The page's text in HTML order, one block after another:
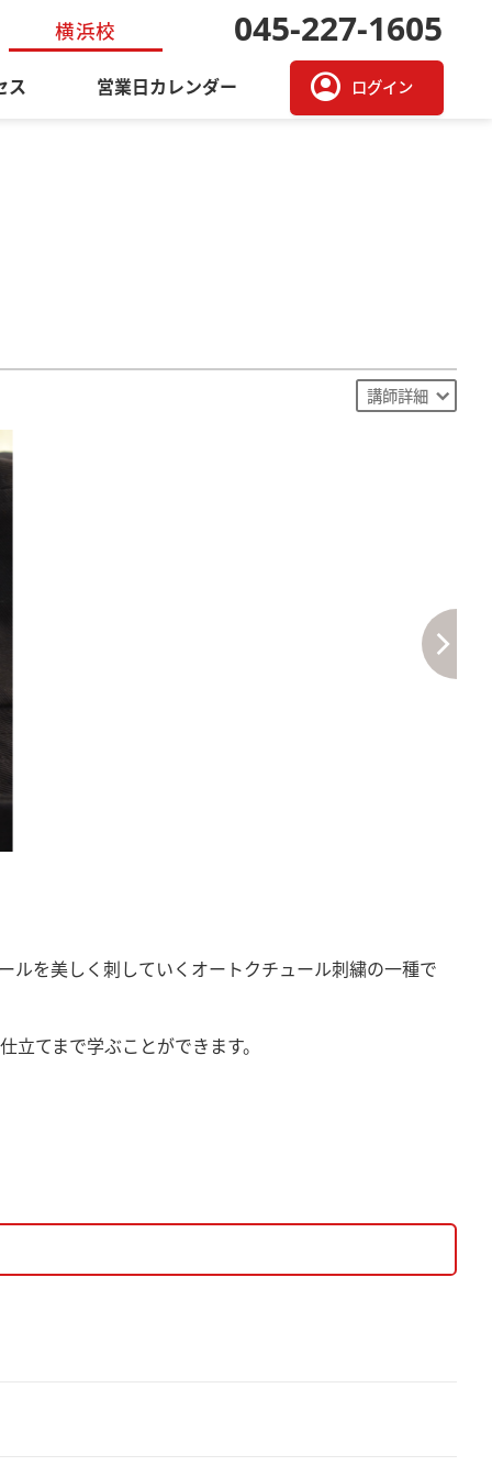
横浜校 045-227-1605
ス 営業日カレンダー account_circle ログイン
講師詳細
ルを美しく刺していくオートクチュール刺繍の一種で
てまで学ぶことができます。